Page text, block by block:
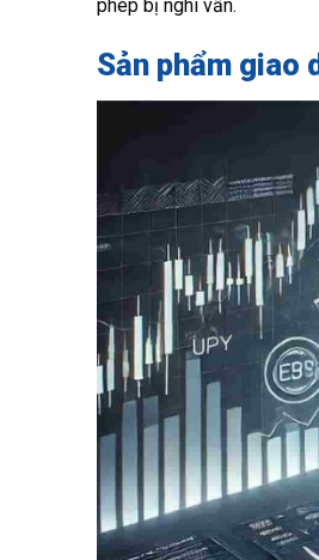
phép bị nghi vấn.
Sản phẩm giao